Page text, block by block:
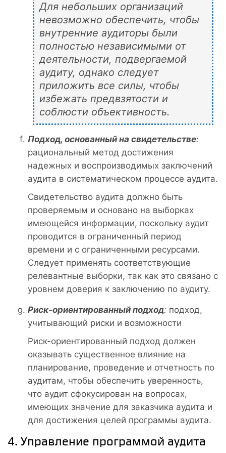
Для небольших организаций
невозможно обеспечить, чтобы
внутренние аудиторы были
полностью независимыми от
деятельности, подвергаемой
аудиту, однако следует
приложить все силы, чтобы
избежать предвзятости и
соблюсти объективность.
Подход, основанный на свидетельстве:
рациональный метод достижения
надежных и воспроизводимых заключений
аудита в систематическом процессе аудита.
Свидетельство аудита должно быть
проверяемым и основано на выборках
имеющейся информации, поскольку аудит
проводится в ограниченный период
времени и с ограниченными ресурсами.
Следует применять соответствующие
релевантные выборки, так как это связано с
уровнем доверия к заключению по аудиту.
Риск-ориентированный подход: подход,
учитывающий риски и возможности
Риск-ориентированный подход должен
оказывать существенное влияние на
планирование, проведение и отчетность по
аудитам, чтобы обеспечить уверенность,
что аудит сфокусирован на вопросах,
имеющих значение для заказчика аудита и
для достижения целей программы аудита.
4. Управление программой аудита